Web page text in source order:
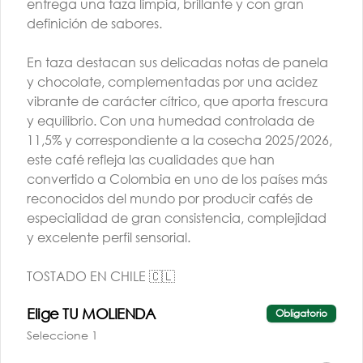
TALLER BARISTA |
AGO | G3 | PM
$260.000
Conócenos
entrega una taza limpia, brillante y con gran
definición de sabores.
En taza destacan sus delicadas notas de panela
y chocolate, complementadas por una acidez
vibrante de carácter cítrico, que aporta frescura
y equilibrio. Con una humedad controlada de
11,5% y correspondiente a la cosecha 2025/2026,
este café refleja las cualidades que han
convertido a Colombia en uno de los países más
reconocidos del mundo por producir cafés de
especialidad de gran consistencia, complejidad
y excelente perfil sensorial.
TOSTADO EN CHILE 🇨🇱
Elige TU MOLIENDA Obligatorio
Seleccione 1